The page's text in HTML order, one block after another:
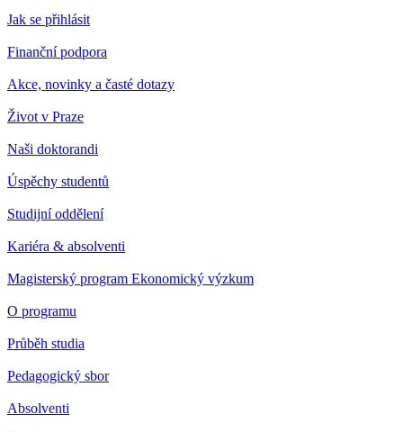
Jak se přihlásit
Finanční podpora
Akce, novinky a časté dotazy
Život v Praze
Naši doktorandi
Úspěchy studentů
Studijní oddělení
Kariéra & absolventi
Magisterský program Ekonomický výzkum
O programu
Průběh studia
Pedagogický sbor
Absolventi